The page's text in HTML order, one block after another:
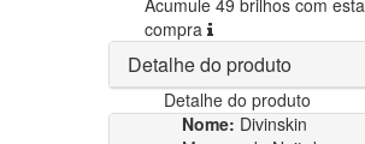
compra
Detalhe do produto
Detalhe do produto
Nome: Divinskin